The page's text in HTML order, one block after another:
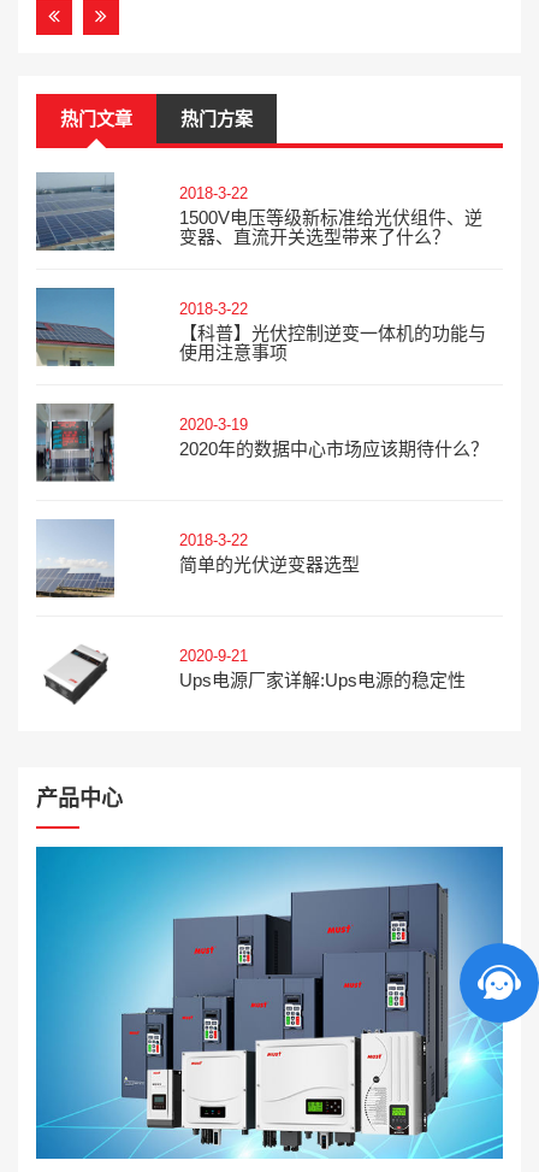
热门文章 热门方案
2018-3-22
1500V电压等级新标准给光伏组件、逆
变器、直流开关选型带来了什么？
2018-3-22
【科普】光伏控制逆变一体机的功能与
使用注意事项
2020-3-19
2020年的数据中心市场应该期待什么？
2018-3-22
简单的光伏逆变器选型
2020-9-21
Ups电源厂家详解:ups电源的稳定性
产品中心